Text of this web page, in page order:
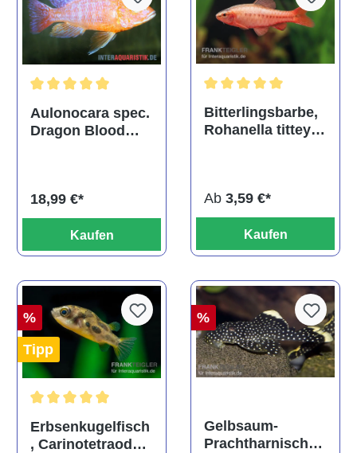
Durchschnittliche Bewertung von 5 von 5 Sternen
Aulonocara spec.
Dragon Blood
18,99 €*
Kaufen
Bitterlingsbarbe,
Rohanella titteya,
Ab 3,59 €*
Kaufen
%
Tipp
Durchschnittliche Bewertung von 5 von 5 Sternen
Erbsenkugelfisch
, Carinotetraodon
%
Gelbsaum-
Prachtharnischw